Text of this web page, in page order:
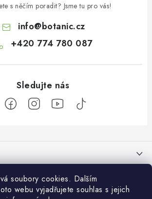
soubory cookies. Dalším
webu vyjadřujete souhlas s jejich
s něčím poradit? Jsme tu pro vás!
info@botanic.cz
+420 774 780 087